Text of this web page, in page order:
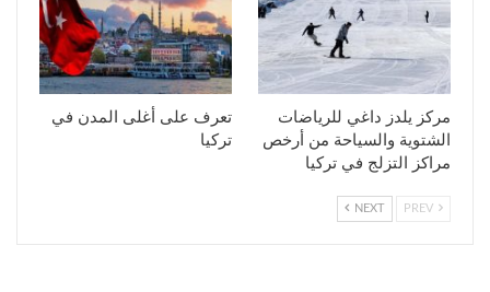
مركز يلدز داغي للرياضات
الشتوية والسياحة من أرخص
مراكز التزلج في تركيا
تعرف على أغلى المدن في
تركيا
NEXT